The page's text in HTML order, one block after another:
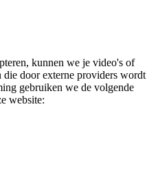
kunnen we je video's of
die door externe providers wordt
gebruiken we de volgende
website: